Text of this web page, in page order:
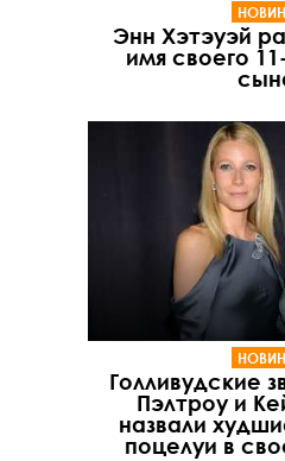
Энн Хэтэуэй
имя своего
Голливудские
Пэлтроу и
назвали
поцелуи в